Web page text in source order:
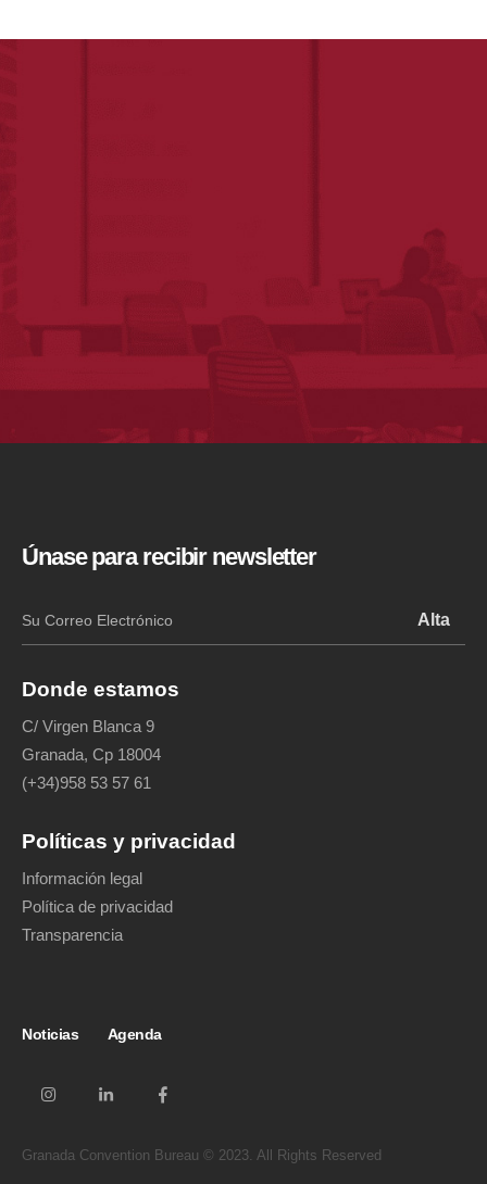
Únase para recibir newsletter
Donde estamos
C/ Virgen Blanca 9
Granada, Cp 18004
(+34)958 53 57 61
Políticas y privacidad
Información legal
Política de privacidad
Transparencia
Noticias Agenda
Granada Convention Bureau © 2023. All Rights Reserved